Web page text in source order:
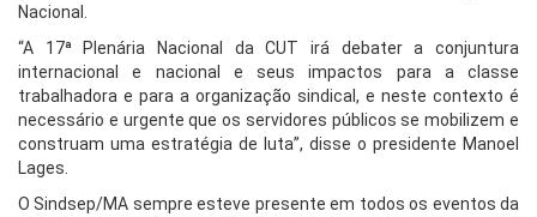
Nacional.
“A 17ª Plenária Nacional da CUT irá debater a conjuntura
internacional e nacional e seus impactos para a classe
trabalhadora e para a organização sindical, e neste contexto é
necessário e urgente que os servidores públicos se mobilizem e
construam uma estratégia de luta”, disse o presidente Manoel
Lages.
O Sindsep/MA sempre esteve presente em todos os eventos da